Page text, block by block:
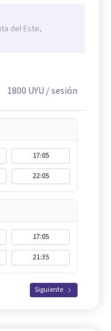
del Este,
1800 UYU / sesión
17:05
22:05
17:05
21:35
Siguiente